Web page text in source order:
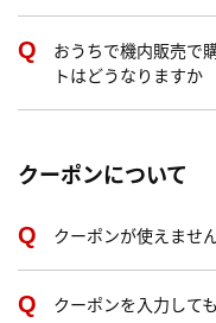
おうちで機内販売で
トはどうなりますか
クーポンについて
クーポンが使えませ
クーポンを入力して